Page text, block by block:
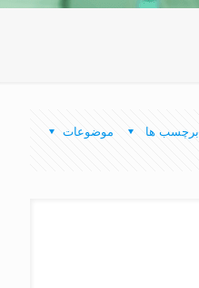
موضوعات برچسب ها